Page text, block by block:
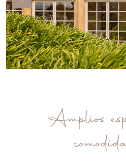
Amplios